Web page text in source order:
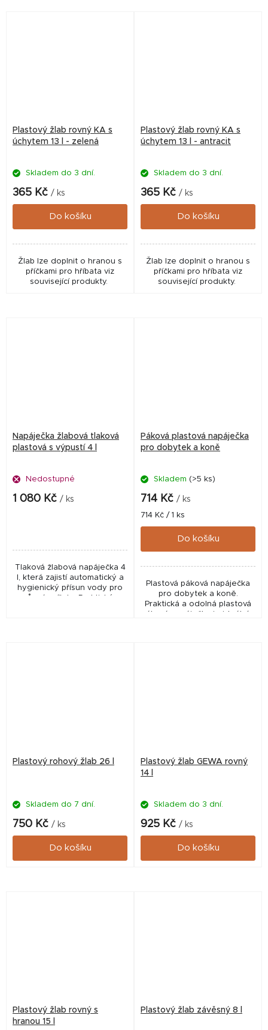
Plastový žlab rovný KA s
úchytem 13 l - zelená
Skladem do 3 dní.
365 Kč / ks
Do košíku
Žlab lze doplnit o hranou s
příčkami pro hříbata viz
související produkty.
Plastový žlab rovný KA s
úchytem 13 l - antracit
Skladem do 3 dní.
365 Kč / ks
Do košíku
Žlab lze doplnit o hranou s
příčkami pro hříbata viz
související produkty.
Napáječka žlabová tlaková
plastová s výpustí 4 l
Nedostupné
1 080 Kč / ks
Tlaková žlabová napáječka 4
l, která zajistí automatický a
hygienický přísun vody pro
Páková plastová napáječka
pro dobytek a koně
Skladem (>5 ks)
714 Kč / ks
Měrná
cena:
714 Kč / 1 ks
Do košíku
Plastová páková napáječka
pro dobytek a koně.
Praktická a odolná plastová
Plastový rohový žlab 26 l
Skladem do 7 dní.
750 Kč / ks
Do košíku
Plastový žlab GEWA rovný
14 l
Skladem do 3 dní.
925 Kč / ks
Do košíku
Plastový žlab rovný s
hranou 15 l
Plastový žlab závěsný 8 l